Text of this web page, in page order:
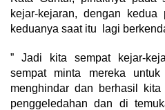
kejar-kejaran, dengan kedua
keduanya saat itu lagi
” Jadi kita sempat kejar-
sempat minta mereka
menghindar dan berhasil
penggeledahan dan di